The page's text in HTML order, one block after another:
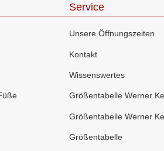
Service
Unsere Öffnungszeiten
Kontakt
Wissenswertes
Größentabelle Werner
Größentabelle Werner
Größentabelle